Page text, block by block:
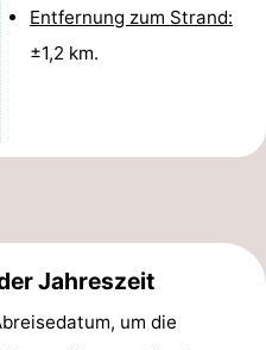
Entfernung zum Strand:
±1,2 km.
Jahreszeit
um die